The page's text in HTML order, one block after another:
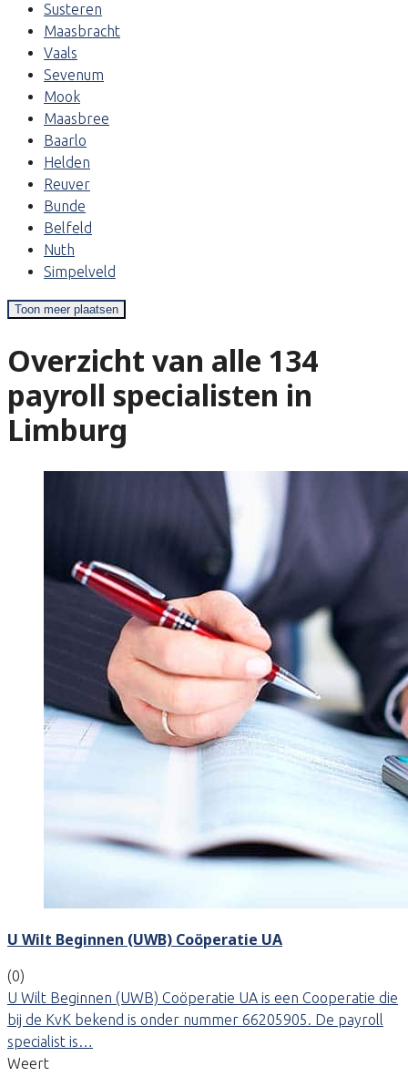
Susteren
Maasbracht
Vaals
Sevenum
Mook
Maasbree
Baarlo
Helden
Reuver
Bunde
Belfeld
Nuth
Simpelveld
Toon meer plaatsen
Overzicht van alle 134
payroll specialisten in
Limburg
U Wilt Beginnen (UWB) Coöperatie UA
(0)
U Wilt Beginnen (UWB) Coöperatie UA is een Cooperatie die
bij de KvK bekend is onder nummer 66205905. De payroll
specialist is…
Weert